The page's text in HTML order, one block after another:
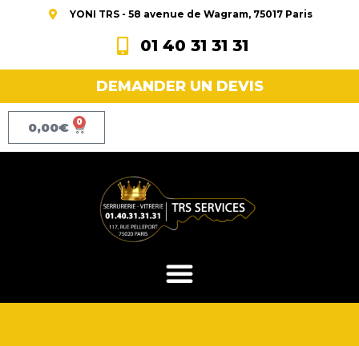
YONI TRS - 58 avenue de Wagram, 75017 Paris
01 40 31 31 31
DEMANDER UN DEVIS
0,00€ 0